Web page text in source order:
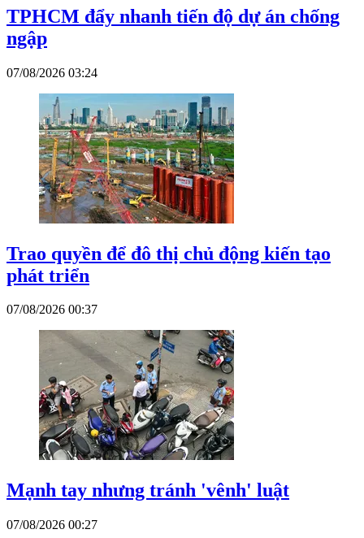
TPHCM đẩy nhanh tiến độ dự án chống
ngập
07/08/2026 03:24
Trao quyền để đô thị chủ động kiến tạo
phát triển
07/08/2026 00:37
Mạnh tay nhưng tránh 'vênh' luật
07/08/2026 00:27